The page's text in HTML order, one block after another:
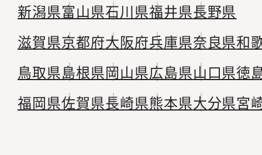
新潟県富山県石川県福井県長野県
滋賀県京都府大阪府兵庫県奈良県和
鳥取県島根県岡山県広島県山口県徳
福岡県佐賀県長崎県熊本県大分県宮